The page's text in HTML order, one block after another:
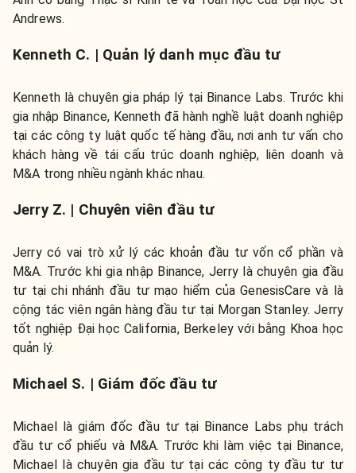
Andrews.
Kenneth C. | Quản lý danh mục đầu tư
Kenneth là chuyên gia pháp lý tại Binance Labs. Trước khi
gia nhập Binance, Kenneth đã hành nghề luật doanh nghiệp
tại các công ty luật quốc tế hàng đầu, nơi anh tư vấn cho
khách hàng về tái cấu trúc doanh nghiệp, liên doanh và
M&A trong nhiều ngành khác nhau.
Jerry Z. | Chuyên viên đầu tư
Jerry có vai trò xử lý các khoản đầu tư vốn cổ phần và
M&A. Trước khi gia nhập Binance, Jerry là chuyên gia đầu
tư tại chi nhánh đầu tư mạo hiểm của GenesisCare và là
cộng tác viên ngân hàng đầu tư tại Morgan Stanley. Jerry
tốt nghiệp Đại học California, Berkeley với bằng Khoa học
quản lý.
Michael S. | Giám đốc đầu tư
Michael là giám đốc đầu tư tại Binance Labs phụ trách
đầu tư cổ phiếu và M&A. Trước khi làm việc tại Binance,
Michael là chuyên gia đầu tư tại các công ty đầu tư tư